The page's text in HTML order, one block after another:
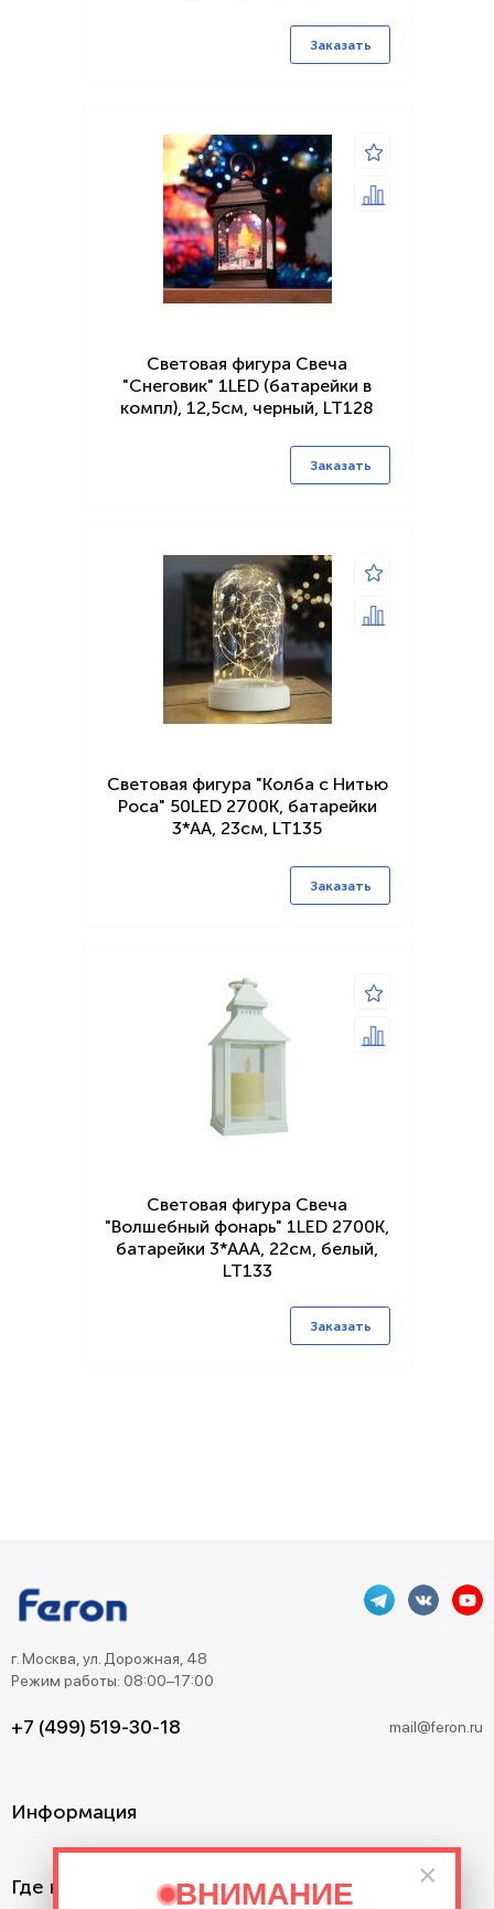
×
ВНИМАНИЕ
Заказать
Световая фигура Свеча
"Снеговик" 1LED (батарейки в
компл), 12,5см, черный, LT128
Заказать
Световая фигура "Колба с Нитью
Роса" 50LED 2700K, батарейки
3*АА, 23см, LT135
Заказать
Световая фигура Свеча
"Волшебный фонарь" 1LED 2700K,
батарейки 3*ААА, 22см, белый,
LT133
Заказать
г. Москва, ул. Дорожная, 48
Режим работы: 08:00–17:00
+7 (499) 519-30-18 mail@feron.ru
Информация
Где купить?